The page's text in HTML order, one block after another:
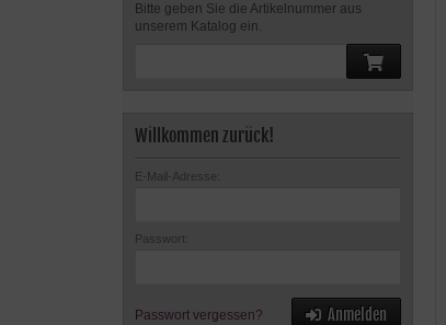
Bitte geben Sie die Artikelnummer aus
unserem Katalog ein.
Willkommen zurück!
E-Mail-Adresse:
Passwort:
Passwort vergessen? Anmelden